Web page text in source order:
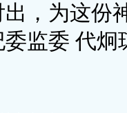
，为这份
监委 代炯